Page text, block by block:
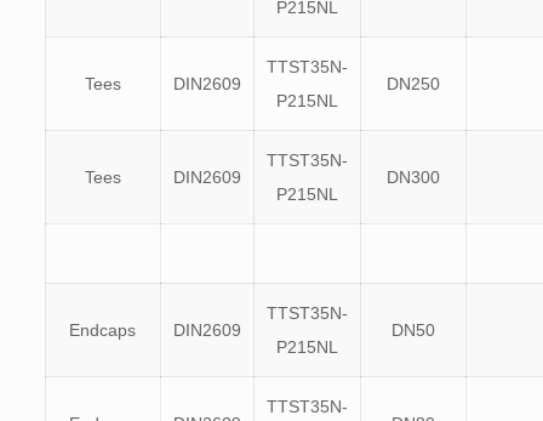
P215NL
Tees DIN2609
TTST35N-
P215NL
DN250
Tees DIN2609
TTST35N-
P215NL
DN300
Endcaps DIN2609
TTST35N-
P215NL
DN50
TTST35N-